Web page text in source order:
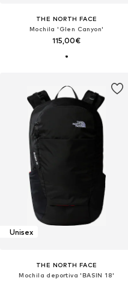
THE NORTH FACE
Mochila 'Glen Canyon'
115,00€
Unisex
THE NORTH FACE
Mochila deportiva 'BASIN 18'